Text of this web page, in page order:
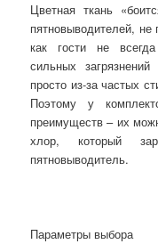
Цветная ткань
пятновыводителей,
как гости не
сильных
просто из-за частых
Поэтому у
преимуществ – их
хлор, который
пятновыводитель.
Параметры выбора